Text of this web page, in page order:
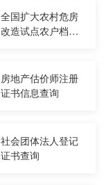
全国扩大农村危房
改造试点农户档案
房地产估价师注册
证书信息查询
社会团体法人登记
证书查询